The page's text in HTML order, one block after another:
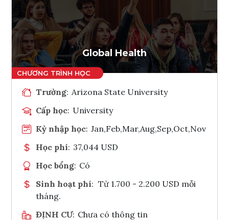
Global Health
Trường: Arizona State University
Cấp học: University
Kỳ nhập học: Jan,Feb,Mar,Aug,Sep,Oct,Nov
Học phí: 37,044 USD
Học bổng: Có
Sinh hoạt phí: Từ 1.700 - 2.200 USD mỗi
tháng.
ĐỊNH CƯ: Chưa có thông tin